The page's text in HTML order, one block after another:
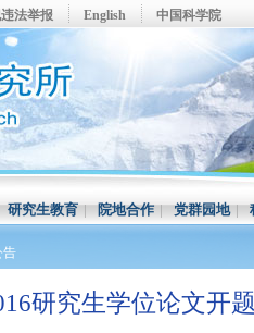
法举报 English 中国科学院
研究生教育|院地合作|党群园地|
告
研究生学位论文开